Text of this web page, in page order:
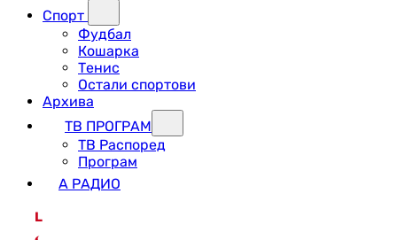
Спорт
Фудбал
Кошарка
Тенис
Остали спортови
Архива
ТВ ПРОГРАМ
ТВ Распоред
Програм
А РАДИО
L